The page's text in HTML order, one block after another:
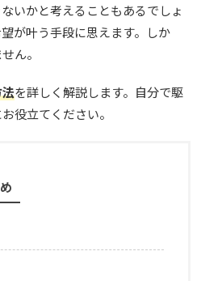
いかと考えることもあるでしょ
が叶う手段に思えます。しか
ん。
を詳しく解説します。自分で駆
お役立てください。